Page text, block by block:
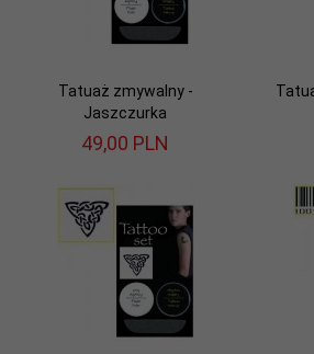
Tatuaż zmywalny -
Jaszczurka
49,00 PLN